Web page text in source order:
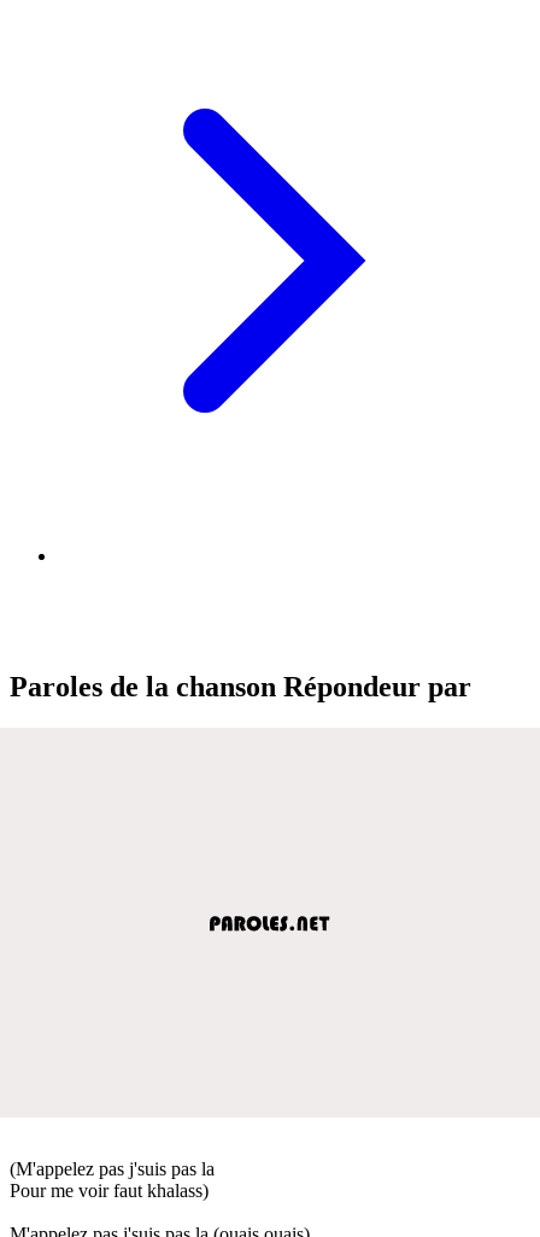
Paroles de la chanson Répondeur par
(M'appelez pas j'suis pas la
Pour me voir faut khalass)